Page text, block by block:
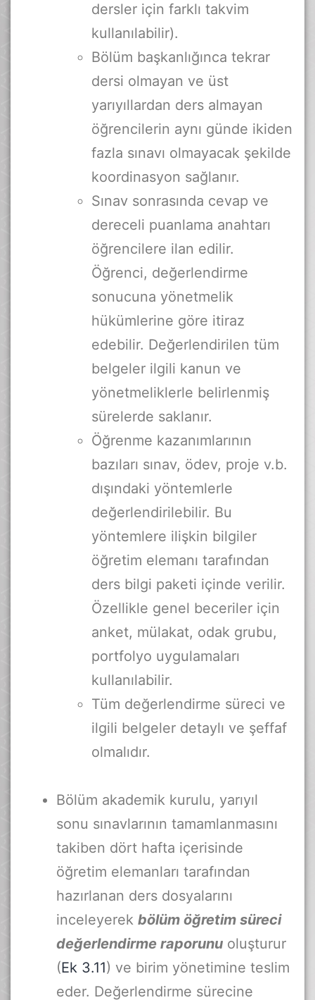
dersler için farklı takvim
kullanılabilir).
Bölüm başkanlığınca tekrar
dersi olmayan ve üst
yarıyıllardan ders almayan
öğrencilerin aynı günde ikiden
fazla sınavı olmayacak şekilde
koordinasyon sağlanır.
Sınav sonrasında cevap ve
dereceli puanlama anahtarı
öğrencilere ilan edilir.
Öğrenci, değerlendirme
sonucuna yönetmelik
hükümlerine göre itiraz
edebilir. Değerlendirilen tüm
belgeler ilgili kanun ve
yönetmeliklerle belirlenmiş
sürelerde saklanır.
Öğrenme kazanımlarının
bazıları sınav, ödev, proje v.b.
dışındaki yöntemlerle
değerlendirilebilir. Bu
yöntemlere ilişkin bilgiler
öğretim elemanı tarafından
ders bilgi paketi içinde verilir.
Özellikle genel beceriler için
anket, mülakat, odak grubu,
portfolyo uygulamaları
kullanılabilir.
Tüm değerlendirme süreci ve
ilgili belgeler detaylı ve şeffaf
olmalıdır.
Bölüm akademik kurulu, yarıyıl
sonu sınavlarının tamamlanmasını
takiben dört hafta içerisinde
öğretim elemanları tarafından
hazırlanan ders dosyalarını
inceleyerek bölüm öğretim süreci
değerlendirme raporunu oluşturur
(Ek 3.11) ve birim yönetimine teslim
eder. Değerlendirme sürecine